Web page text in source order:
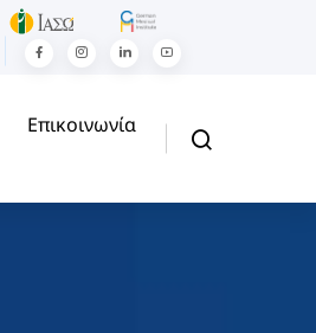
Επικοινωνία